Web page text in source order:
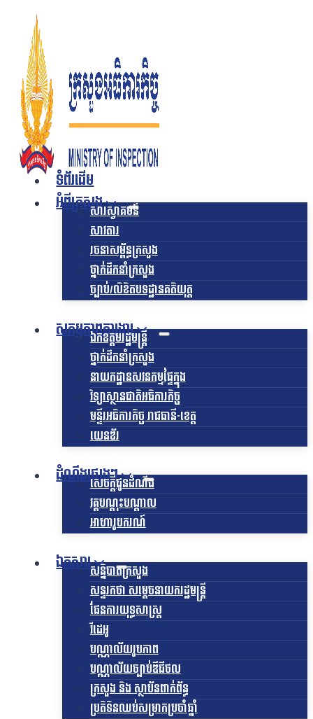
content
ទំព័រដើម
អំពីក្រសួងសារស្វាគមន៍
សាវតារ
រចនាសម្ព័ន្ធក្រសួង​
ថ្នាក់ដឹកនាំក្រសួង
ច្បាប់/លិខិតបទដ្ឋានគតិយុត្ត
សកម្មភាពការងារ
ឯកឧត្ដមរដ្ឋមន្ត្រី
ថ្នាក់ដឹកនាំក្រសួង
នាយកដ្ឋានសវនកម្មផ្ទៃក្នុង
វិទ្យាស្ថានជាតិអធិការកិច្ច
មន្ទីរអធិការកិច្ច រាជធានី-ខេត្ត
យេនឌ័រ
ដំណឹងផ្សេងៗសេចក្តីជូនដំណឹង
វគ្គបណ្តុះបណ្តាល
អាហារូបករណ៍
ឯកសារសន្និបាតក្រសួង
សន្ទរកថា សម្តេចនាយករដ្ឋមន្ត្រី
ផែនការយុទ្ធសាស្រ្ត
វីដេអូ
បណ្ណាល័យរូបភាព
បណ្ណាល័យច្បាប់ឌីជីថល
ក្រសួង និង ស្ថាប័នពាក់ព័ន្ធ
ប្រតិទិនឈប់សម្រាកប្រចាំឆ្នាំ